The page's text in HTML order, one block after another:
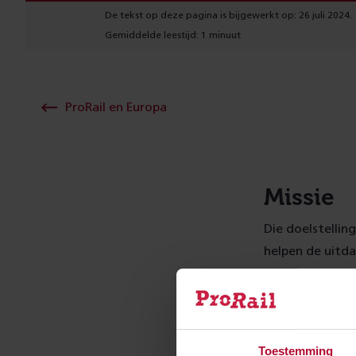
Toestemming
De tekst op deze pagina is bijgewerkt op: 26 juli 2024.
Gemiddelde leestijd: 1 minuut
ProRail en Europa
Missie
Die
helpen de
Concreet
gebied van